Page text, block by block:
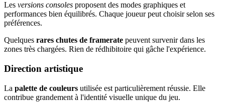
Les versions consoles proposent des modes graphiques et
performances bien équilibrés. Chaque joueur peut choisir selon ses
préférences.
Quelques rares chutes de framerate peuvent survenir dans les
zones très chargées. Rien de rédhibitoire qui gâche l'expérience.
Direction artistique
La palette de couleurs utilisée est particulièrement réussie. Elle
contribue grandement à l'identité visuelle unique du jeu.